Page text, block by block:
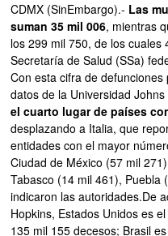
CDMX (SinEmbargo).- Las
suman 35 mil 006, mientras
los 299 mil 750, de los
Secretaría de Salud (SSa)
Con esta cifra de
datos de la Universidad Johns
el cuarto lugar de países
desplazando a Italia, que
entidades con el mayor
Ciudad de México (57 mil
Tabasco (14 mil 461), Puebla
indicaron las autoridades.De
Hopkins, Estados Unidos es
135 mil 155 decesos; Brasil